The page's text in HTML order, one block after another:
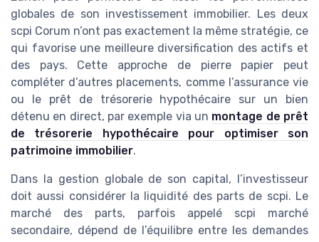
globales de son investissement immobilier. Les deux
scpi Corum n’ont pas exactement la même stratégie, ce
qui favorise une meilleure diversification des actifs et
des pays. Cette approche de pierre papier peut
compléter d’autres placements, comme l’assurance vie
ou le prêt de trésorerie hypothécaire sur un bien
détenu en direct, par exemple via un montage de prêt
de trésorerie hypothécaire pour optimiser son
patrimoine immobilier.
Dans la gestion globale de son capital, l’investisseur
doit aussi considérer la liquidité des parts de scpi. Le
marché des parts, parfois appelé scpi marché
secondaire, dépend de l’équilibre entre les demandes